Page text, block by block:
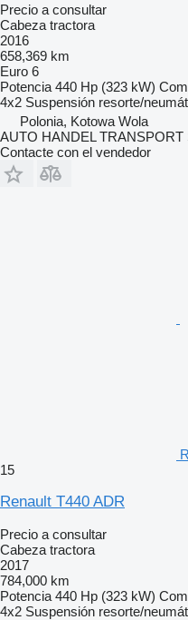
Precio a consultar
Cabeza tractora
2016
658,369 km
Euro 6
Potencia 440 Hp (323 kW)
4x2 Suspensión resorte/
Polonia, Kotowa Wola
AUTO HANDEL
Contacte con el vendedor
15
Renault T440 ADR
Precio a consultar
Cabeza tractora
2017
784,000 km
Potencia 440 Hp (323 kW)
4x2 Suspensión resorte/